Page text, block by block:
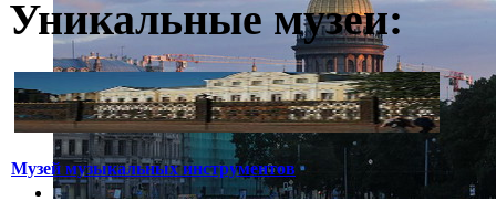
Уникальные музеи:
Музей музыкальных инструментов